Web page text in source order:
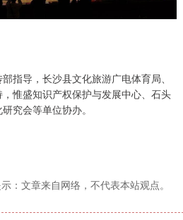
指导，长沙县文化旅游广电体育局、
惟盛知识产权保护与发展中心、石头
究会等单位协办。
：文章来自网络，不代表本站观点。